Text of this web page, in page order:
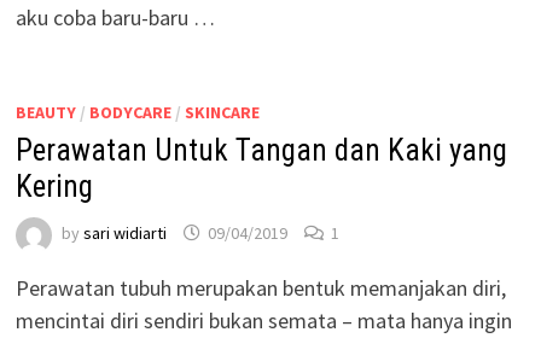
aku coba baru-baru …
BEAUTY/ BODYCARE/ SKINCARE
Perawatan Untuk Tangan dan Kaki yang
Kering
by sari widiarti 09/04/2019 1
Perawatan tubuh merupakan bentuk memanjakan diri,
mencintai diri sendiri bukan semata – mata hanya ingin